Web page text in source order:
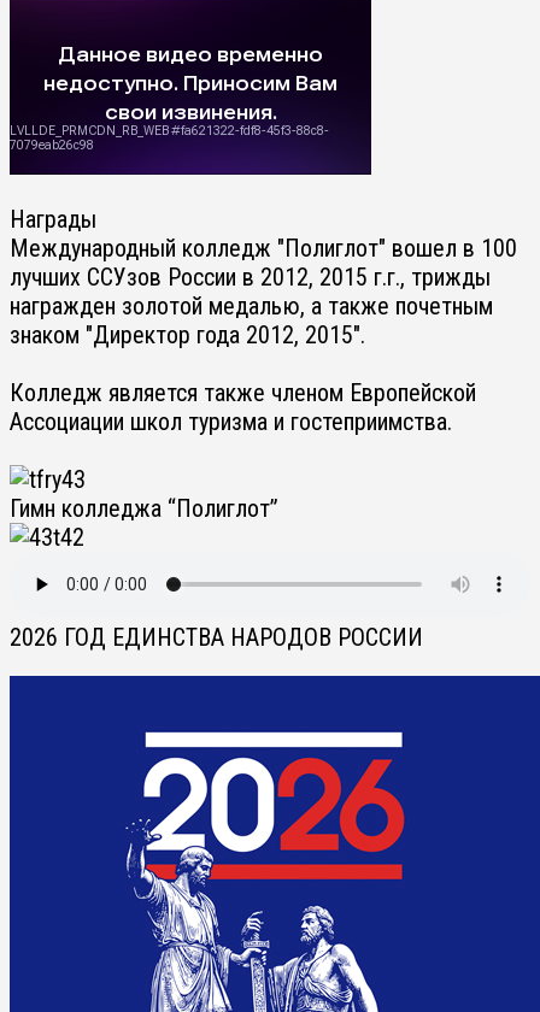
Награды
Международный колледж "Полиглот" вошел в 100
лучших ССУзов России в 2012, 2015 г.г., трижды
награжден золотой медалью, а также почетным
знаком "Директор года 2012, 2015".
Колледж является также членом Европейской
Ассоциации школ туризма и гостеприимства.
Гимн колледжа “Полиглот”
2026 ГОД ЕДИНСТВА НАРОДОВ РОССИИ